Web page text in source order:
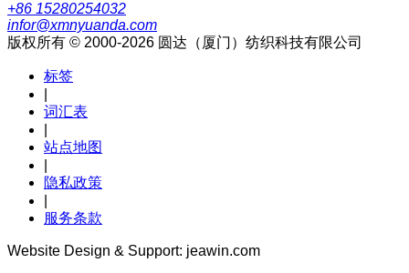
+86 15280254032
infor@xmnyuanda.com
版权所有 © 2000-2026 圆达（厦门）纺织科技有限公司
标签
词汇表
站点地图
隐私政策
服务条款
Website Design & Support: jeawin.com